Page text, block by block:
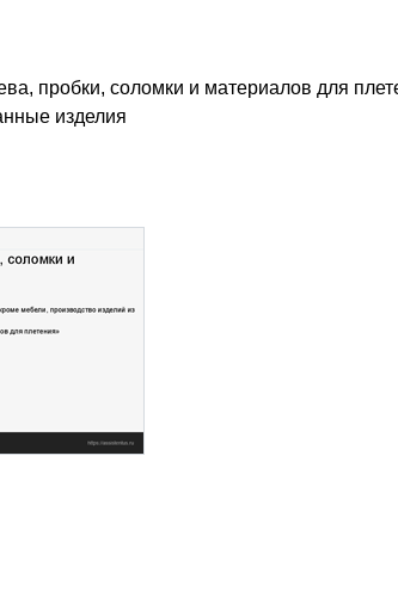
пробки, соломки и материалов для
изделия